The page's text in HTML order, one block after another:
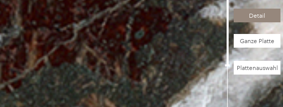
Detail
Ganze Platte
Plattenauswahl